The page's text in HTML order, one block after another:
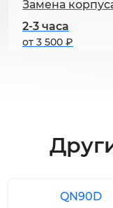
Замена
2-3 часа
от 3 500 ₽
Замена Wi-Fi
QN90D